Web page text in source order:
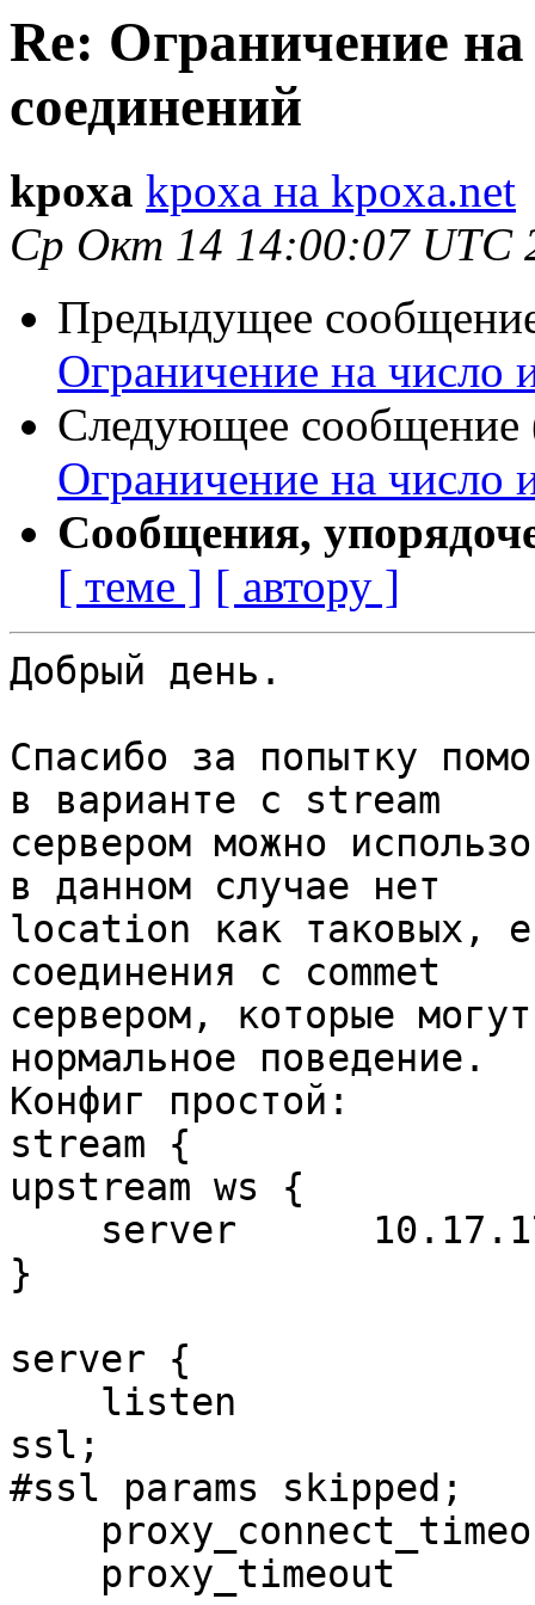
Re: Ограничение
соединений
kpoxa kpoxa на kpoxa.net
Ср Окт 14 14:00:07 UTC
Предыдущее
Ограничение на число
Следующее сообщение
Ограничение на число
Сообщения,
[ теме ] [ автору ]
Добрый день.
Спасибо за попытку
в варианте с stream
сервером можно
в данном случае нет
location как таковых,
соединения с commet
сервером, которые
нормальное поведение.
Конфиг простой:
stream {
upstream ws {
}
server {
ssl;
#ssl params skipped;